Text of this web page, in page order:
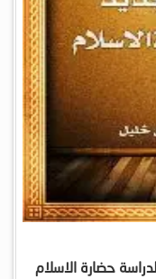
حضارة الاسلام